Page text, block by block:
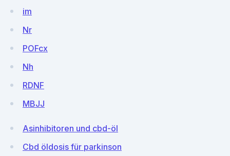
im
Nr
POFcx
Nh
RDNF
MBJJ
Asinhibitoren und cbd-öl
Cbd öldosis für parkinson